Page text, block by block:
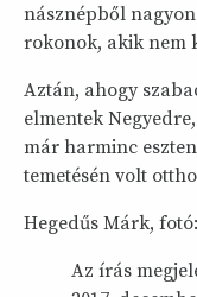
násznépből
rokonok, akik nem
Aztán, ahogy
elmentek
már harminc
temetésén volt
Hegedűs Márk,
Az írás